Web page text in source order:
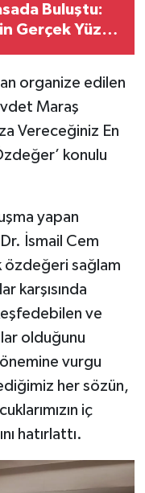
Buluştu:
Gerçek Yüzü
organize edilen
Maraş
Vereceğiniz En
konulu
yapan
İsmail Cem
özdeğeri sağlam
karşısında
ve
olduğunu
vurgu
her sözün,
iç
hatırlattı.